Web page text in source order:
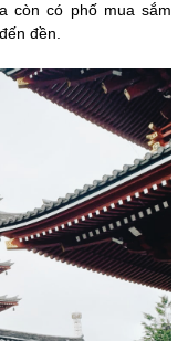
còn có phố mua sắm
đền.